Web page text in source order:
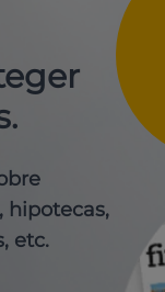
hipotecas,
etc.